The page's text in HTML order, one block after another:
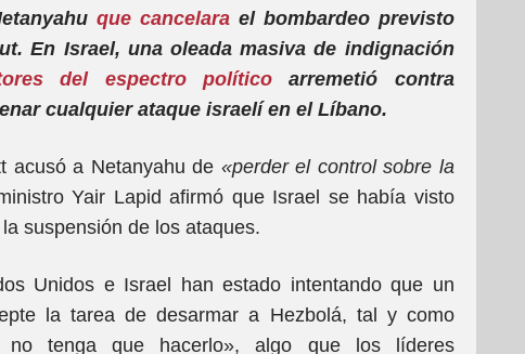
que cancelarael bombardeo previsto
En Israel, una oleada masiva de indignación
del espectro político arremetió contra
cualquier ataque israelí en el Líbano.
acusó a Netanyahu de «perder el control sobre la
Yair Lapid afirmó que Israel se había visto
suspensión de los ataques.
Unidos e Israel han estado intentando que un
la tarea de desarmar a Hezbolá, tal y como
no tenga que hacerlo», algo que los líderes